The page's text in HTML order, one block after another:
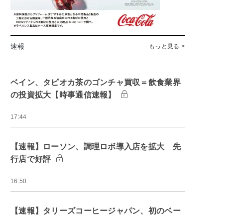
速報 もっと見る >
ベイン、タピオカ茶のゴンチャ買収＝飲食業界
の投資拡大【時事通信速報】
17:44
【速報】ローソン、調理ロボ導入店を拡大 先
行店で好評
16:50
【速報】タリーズコーヒージャパン、初のベー